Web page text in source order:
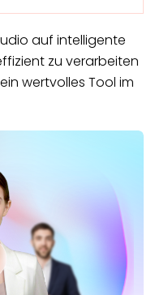
auf intelligente
zu verarbeiten
wertvolles Tool im